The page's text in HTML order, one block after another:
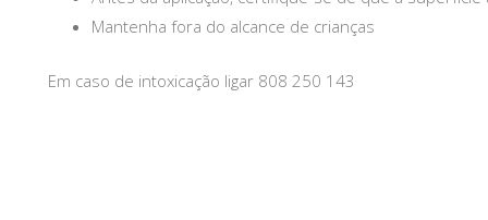
Mantenha fora do alcance de crianças
Em caso de intoxicação ligar 808 250 143